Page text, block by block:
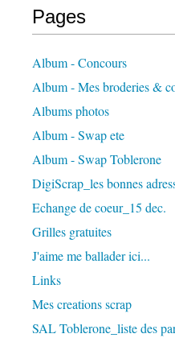
Pages
Album - Concours
Album - Mes broderies &
Albums photos
Album - Swap ete
Album - Swap Toblerone
DigiScrap_les bonnes
Echange de coeur_15 dec.
Grilles gratuites
J'aime me ballader ici...
Links
Mes creations scrap
SAL Toblerone_liste des